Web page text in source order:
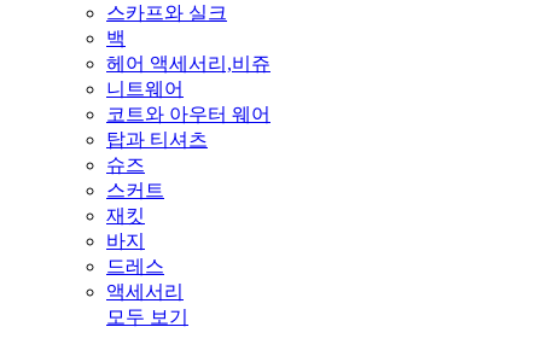
스카프와 실크
백
헤어 액세서리,비쥬
니트웨어
코트와 아우터 웨어
탑과 티셔츠
슈즈
스커트
재킷
바지
드레스
액세서리
모두 보기